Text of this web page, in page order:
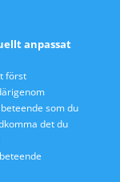
anpassat
först
som du
det du